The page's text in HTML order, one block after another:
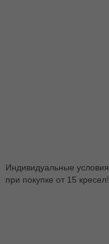
Индивидуальные условия
при покупке от 15 кресел!